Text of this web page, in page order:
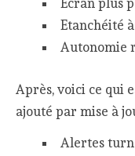
Ecran plus
Etanchéité
Autonomie
Après, voici ce qui
ajouté par mise à
Alertes